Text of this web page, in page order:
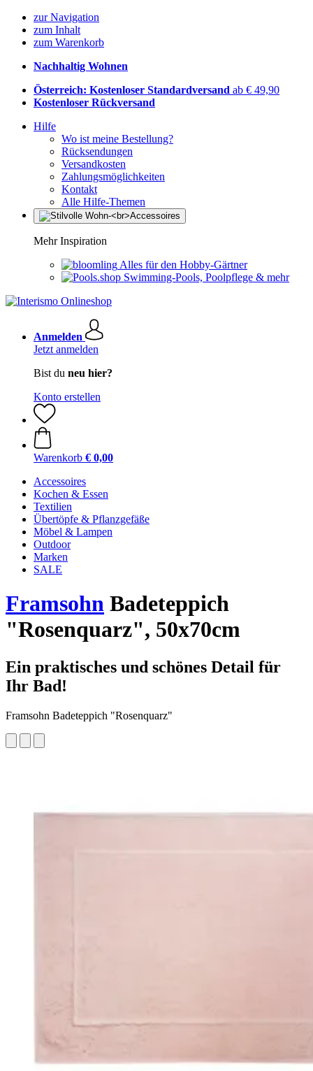
zur Navigation
zum Inhalt
zum Warenkorb
Nachhaltig Wohnen
Österreich: Kostenloser Standardversand ab € 49,90
Kostenloser Rückversand
Hilfe
Wo ist meine Bestellung?
Rücksendungen
Versandkosten
Zahlungsmöglichkeiten
Kontakt
Alle Hilfe-Themen
Mehr Inspiration
Alles für den Hobby-Gärtner
Swimming-Pools, Poolpflege & mehr
Anmelden
Jetzt anmelden
Bist du neu hier?
Konto erstellen
Warenkorb € 0,00
Accessoires
Kochen & Essen
Textilien
Übertöpfe & Pflanzgefäße
Möbel & Lampen
Outdoor
Marken
SALE
Framsohn Badeteppich
"Rosenquarz", 50x70cm
Ein praktisches und schönes Detail für
Ihr Bad!
Framsohn Badeteppich "Rosenquarz"